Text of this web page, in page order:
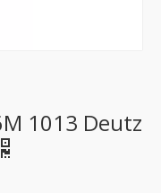
1013 Deutz